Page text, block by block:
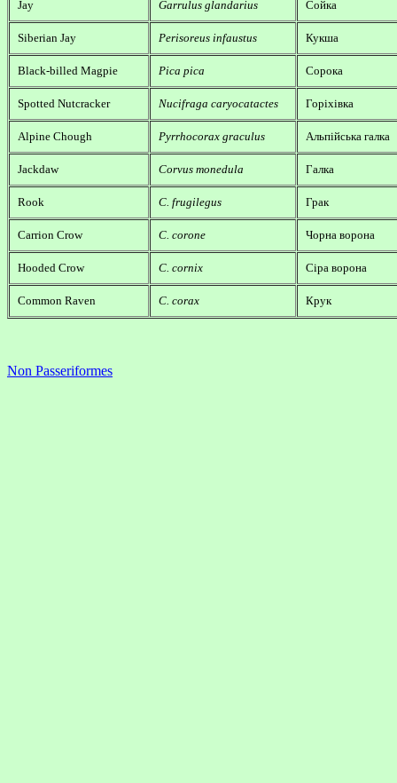
Jay Garrulus glandarius Сойка
Siberian Jay Perisoreus infaustus Кукша
Black-billed Magpie Pica pica Сорока
Spotted Nutcracker Nucifraga caryocatactes Горіхівка
Alpine Chough Pyrrhocorax graculus Альпійська галка
Jackdaw Corvus monedula Галка
Rook C. frugilegus Грак
Carrion Crow C. corone Чорна ворона
Hooded Crow C. cornix Сіра ворона
Common Raven C. corax Крук
Non Passeriformes